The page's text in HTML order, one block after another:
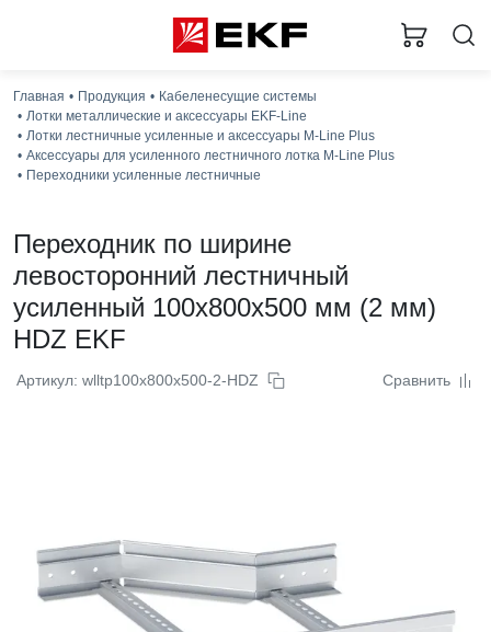
Главная Продукция
Кабеленесущие системы
Лотки металлические и аксессуары EKF-Line
Лотки лестничные усиленные и аксессуары M-Line Plus
Аксессуары для усиленного лестничного лотка M-Line Plus
Переходники усиленные лестничные
Переходник по ширине
левосторонний лестничный
усиленный 100x800x500 мм (2 мм)
HDZ EKF
Артикул: wlltp100x800x500-2-HDZ Сравнить